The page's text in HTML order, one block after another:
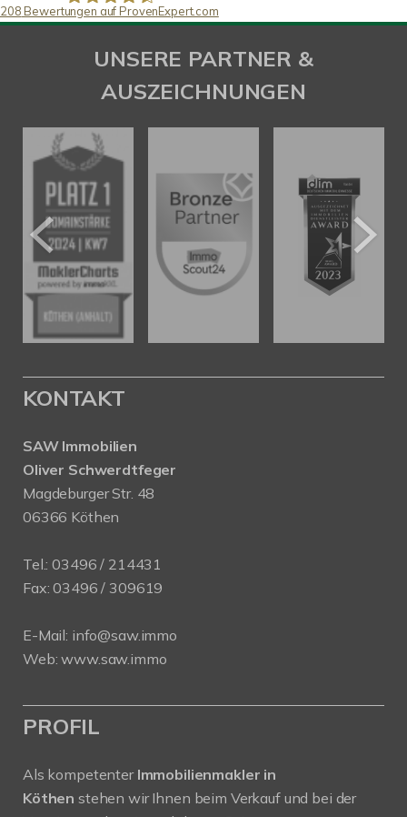
SAW Immobilien
208 Bewertungen auf ProvenExpert.com
UNSERE PARTNER &
AUSZEICHNUNGEN
KONTAKT
SAW Immobilien
Oliver Schwerdtfeger
Magdeburger Str. 48
06366 Köthen
Tel.:03496 / 214431
Fax: 03496 / 309619
E-Mail: info@saw.immo
Web:www.saw.immo
PROFIL
Als kompetenter Immobilienmakler in
Köthen stehen wir Ihnen beim Verkauf und bei der